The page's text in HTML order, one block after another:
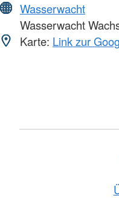
Wasserwacht
Wasserwacht
Karte: Link zur